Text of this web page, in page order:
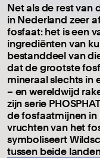
Net als de rest van
in Nederland zeer
fosfaat: het is een
ingrediënten van
bestanddeel van
dat de grootste
mineraal slechts in
– en wereldwijd
zijn serie
de fosfaatmijnen in
vruchten van het
symboliseert
tussen beide